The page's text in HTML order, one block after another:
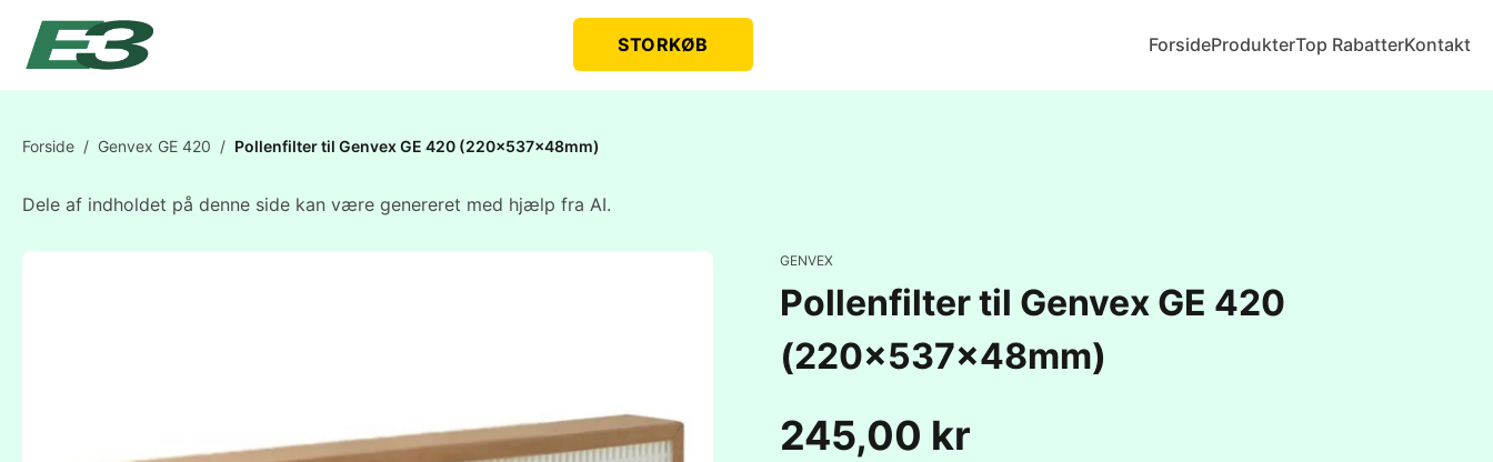
STORKØB ForsideProdukterTop RabatterKontakt
Forside / Genvex GE 420 / Pollenfilter til Genvex GE 420 (220x537x48mm)
Dele af indholdet på denne side kan være genereret med hjælp fra AI.
GENVEX
Pollenfilter til Genvex GE 420
(220x537x48mm)
245,00 kr